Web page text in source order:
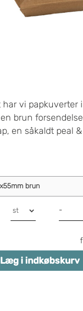
vi papkuverter
brun
en såkaldt peal
-
Læg i indkøbskurv